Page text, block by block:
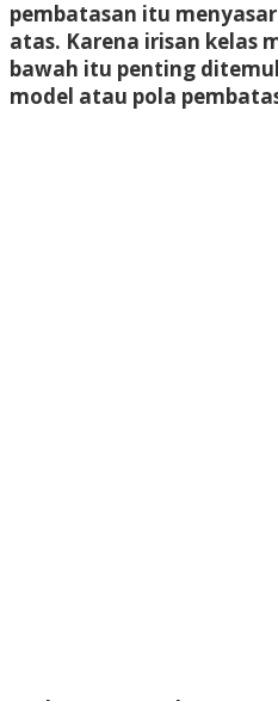
pembatasan itu
atas. Karena irisan kelas
bawah itu penting
model atau pola